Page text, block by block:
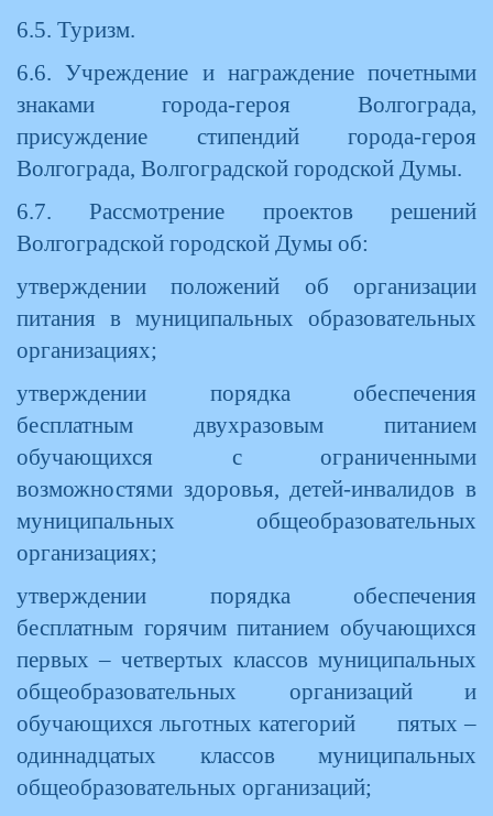
6.5. Туризм.
6.6. Учреждение и награждение почетными
знаками города-героя Волгограда,
присуждение стипендий города-героя
Волгограда, Волгоградской городской Думы.
6.7. Рассмотрение проектов решений
Волгоградской городской Думы об:
утверждении положений об организации
питания в муниципальных образовательных
организациях;
утверждении порядка обеспечения
бесплатным двухразовым питанием
обучающихся с ограниченными
возможностями здоровья, детей-инвалидов в
муниципальных общеобразовательных
организациях;
утверждении порядка обеспечения
бесплатным горячим питанием обучающихся
первых – четвертых классов муниципальных
общеобразовательных организаций и
обучающихся льготных категорий пятых –
одиннадцатых классов муниципальных
общеобразовательных организаций;